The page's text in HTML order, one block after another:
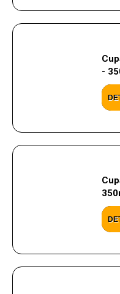
-